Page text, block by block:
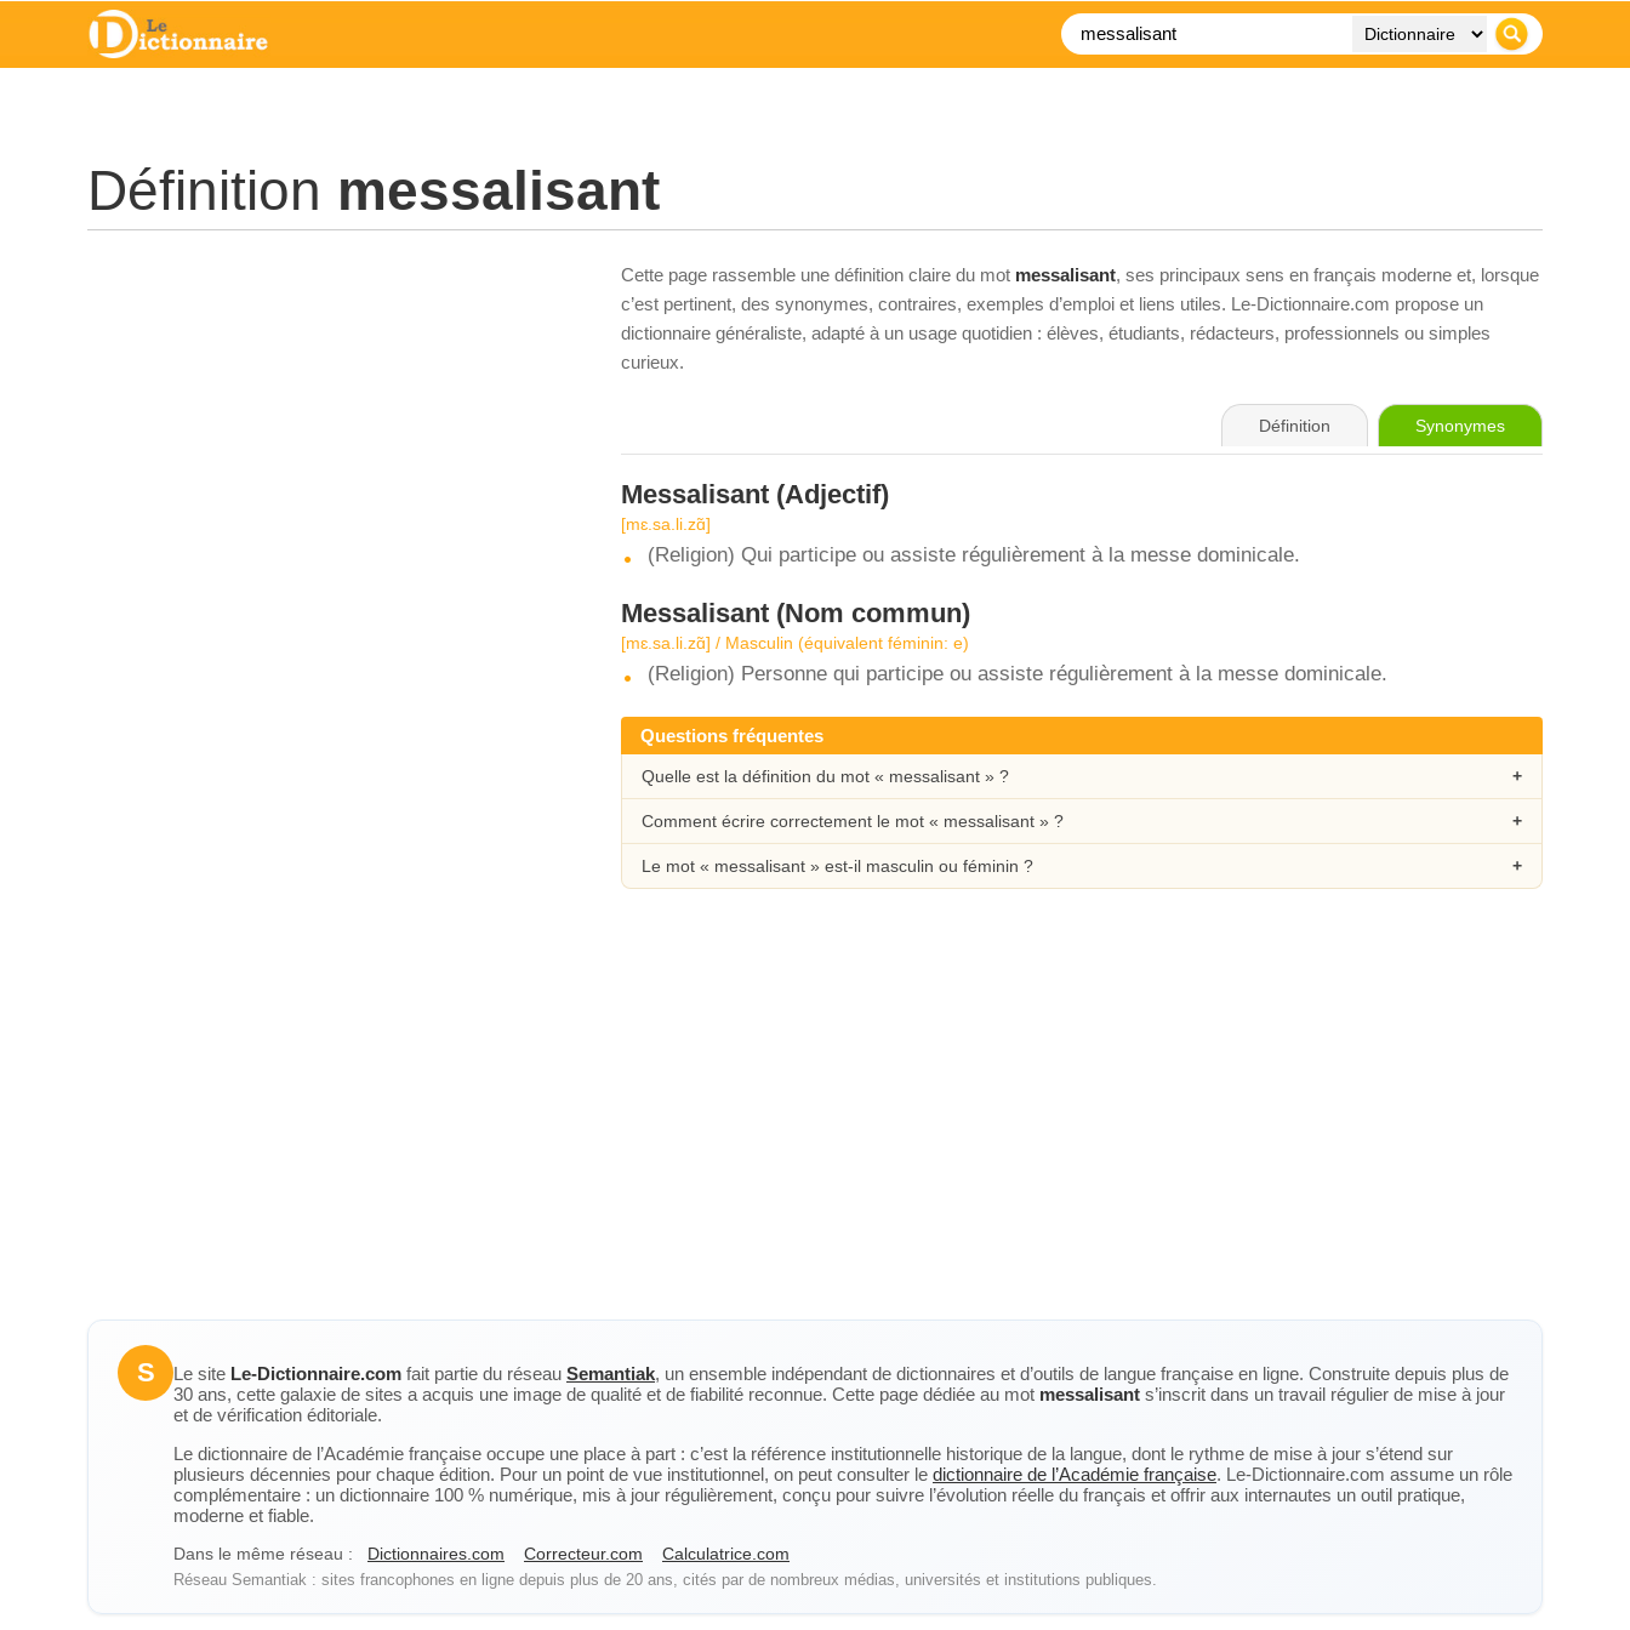
Définition messalisant
Cette page rassemble une définition claire du mot messalisant, ses principaux sens en français moderne et, lorsque
c’est pertinent, des synonymes, contraires, exemples d’emploi et liens utiles. Le-Dictionnaire.com propose un
dictionnaire généraliste, adapté à un usage quotidien : élèves, étudiants, rédacteurs, professionnels ou simples
curieux.
Définition Synonymes
Messalisant (Adjectif)
[mɛ.sa.li.zɑ̃]
(Religion) Qui participe ou assiste régulièrement à la messe dominicale.
Messalisant (Nom commun)
[mɛ.sa.li.zɑ̃] / Masculin (équivalent féminin: e)
(Religion) Personne qui participe ou assiste régulièrement à la messe dominicale.
Questions fréquentes
Quelle est la définition du mot « messalisant » ?
Comment écrire correctement le mot « messalisant » ?
Le mot « messalisant » est-il masculin ou féminin ?
S Le site Le-Dictionnaire.com fait partie du réseau Semantiak, un ensemble indépendant de dictionnaires et d’outils de langue française en ligne. Construite depuis plus de
30 ans, cette galaxie de sites a acquis une image de qualité et de fiabilité reconnue. Cette page dédiée au mot messalisant s’inscrit dans un travail régulier de mise à jour
et de vérification éditoriale.
Le dictionnaire de l’Académie française occupe une place à part : c’est la référence institutionnelle historique de la langue, dont le rythme de mise à jour s’étend sur
plusieurs décennies pour chaque édition. Pour un point de vue institutionnel, on peut consulter le dictionnaire de l’Académie française. Le-Dictionnaire.com assume un rôle
complémentaire : un dictionnaire 100 % numérique, mis à jour régulièrement, conçu pour suivre l’évolution réelle du français et offrir aux internautes un outil pratique,
moderne et fiable.
Dans le même réseau : Dictionnaires.com Correcteur.com Calculatrice.com
Réseau Semantiak : sites francophones en ligne depuis plus de 20 ans, cités par de nombreux médias, universités et institutions publiques.